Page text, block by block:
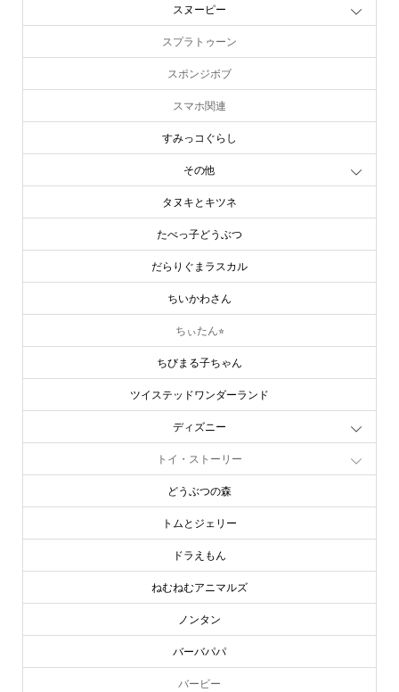
スヌーピー
スプラトゥーン
スポンジボブ
スマホ関連
すみっコぐらし
その他
タヌキとキツネ
たべっ子どうぶつ
だらりぐまラスカル
ちいかわさん
ちぃたん⭐︎
ちびまる子ちゃん
ツイステッドワンダーランド
ディズニー
トイ・ストーリー
どうぶつの森
トムとジェリー
ドラえもん
ねむねむアニマルズ
ノンタン
バーバパパ
バービー